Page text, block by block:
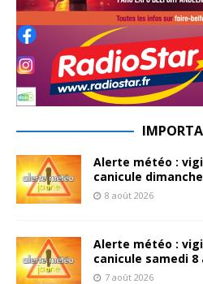
Alerte météo :
canicule
8 août 2026
Alerte météo :
canicule samedi 8
7 août 2026